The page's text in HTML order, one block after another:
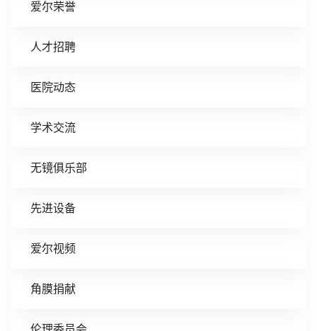
爱尔荣誉
人才招聘
医院动态
学术交流
无镜俱乐部
先进设备
爱尔视频
角膜捐献